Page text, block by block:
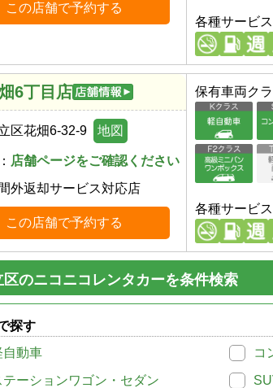
この店舗で予約する
各種サービス
6丁目店
区花畑6-32-9 地図
店舗ページをご確認ください
外返却サービス対応店
この店舗で予約する
保有車両ク
各種サービス
区のニコニコレンタカーを条件検索
探す
自動車
コ
テーションワゴン・セダン